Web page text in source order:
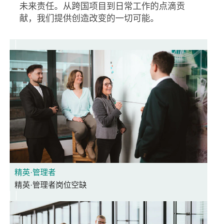
未来责任。从跨国项目到日常工作的点滴贡
献，我们提供创造改变的一切可能。
精英·管理者
精英·管理者岗位空缺